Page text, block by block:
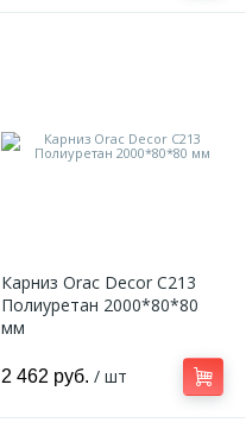
Карниз Orac Decor C213
Полиуретан 2000*80*80
мм
2 462 руб. / шт